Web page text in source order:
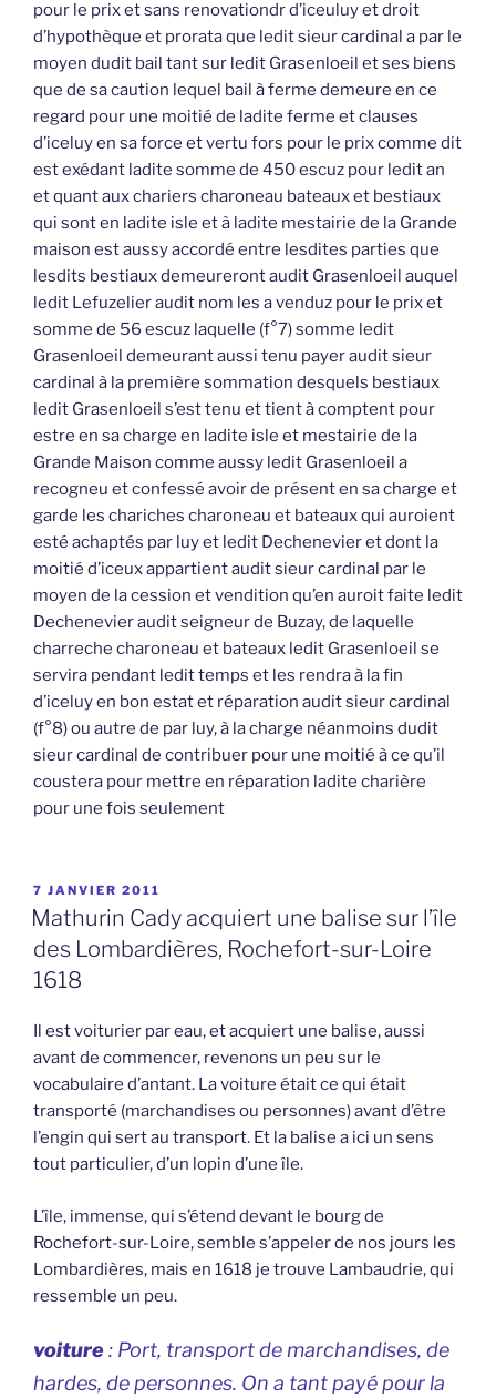
pour le prix et sans renovationdr d’iceuluy et droit
d’hypothèque et prorata que ledit sieur cardinal a par le
moyen dudit bail tant sur ledit Grasenloeil et ses biens
que de sa caution lequel bail à ferme demeure en ce
regard pour une moitié de ladite ferme et clauses
d’iceluy en sa force et vertu fors pour le prix comme dit
est exédant ladite somme de 450 escuz pour ledit an
et quant aux chariers charoneau bateaux et bestiaux
qui sont en ladite isle et à ladite mestairie de la Grande
maison est aussy accordé entre lesdites parties que
lesdits bestiaux demeureront audit Grasenloeil auquel
ledit Lefuzelier audit nom les a venduz pour le prix et
somme de 56 escuz laquelle (f°7) somme ledit
Grasenloeil demeurant aussi tenu payer audit sieur
cardinal à la première sommation desquels bestiaux
ledit Grasenloeil s’est tenu et tient à comptent pour
estre en sa charge en ladite isle et mestairie de la
Grande Maison comme aussy ledit Grasenloeil a
recogneu et confessé avoir de présent en sa charge et
garde les chariches charoneau et bateaux qui auroient
esté achaptés par luy et ledit Dechenevier et dont la
moitié d’iceux appartient audit sieur cardinal par le
moyen de la cession et vendition qu’en auroit faite ledit
Dechenevier audit seigneur de Buzay, de laquelle
charreche charoneau et bateaux ledit Grasenloeil se
servira pendant ledit temps et les rendra à la fin
d’iceluy en bon estat et réparation audit sieur cardinal
(f°8) ou autre de par luy, à la charge néanmoins dudit
sieur cardinal de contribuer pour une moitié à ce qu’il
coustera pour mettre en réparation ladite charière
pour une fois seulement
PUBLIÉ
LE
7 JANVIER 2011
Mathurin Cady acquiert une balise sur l’île
des Lombardières, Rochefort-sur-Loire
1618
Il est voiturier par eau, et acquiert une balise, aussi
avant de commencer, revenons un peu sur le
vocabulaire d’antant. La voiture était ce qui était
transporté (marchandises ou personnes) avant d’être
l’engin qui sert au transport. Et la balise a ici un sens
tout particulier, d’un lopin d’une île.
L’île, immense, qui s’étend devant le bourg de
Rochefort-sur-Loire, semble s’appeler de nos jours les
Lombardières, mais en 1618 je trouve Lambaudrie, qui
ressemble un peu.
voiture: Port, transport de marchandises, de
hardes, de personnes. On a tant payé pour la